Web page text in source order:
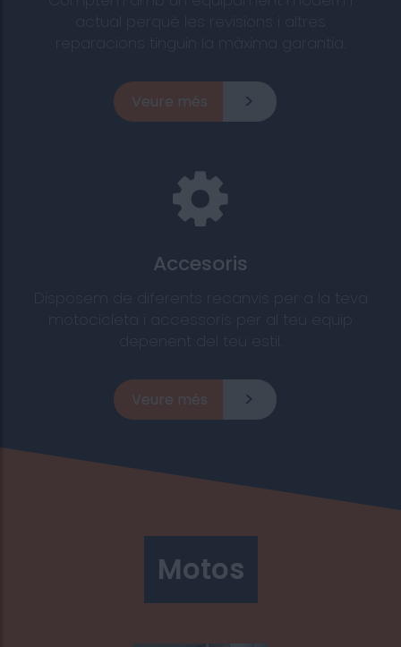
actual perquè les revisions i altres
Veure més
Accesoris
Disposem de diferents recanvis per a la teva
Veure més
Motos